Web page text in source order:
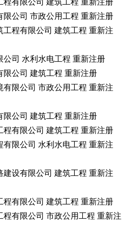
程有限公司 建筑工程 重新注册
限公司 市政公用工程 重新注册
程有限公司 建筑工程 重新注
公司 水利水电工程 重新注册
限公司 建筑工程 重新注册
限公司 市政公用工程 重新注
限公司 建筑工程 重新注册
程有限公司 建筑工程 重新注册
限公司 水利水电工程 重新注
设有限公司 建筑工程 重新注
程有限公司 建筑工程 重新注册
有限公司 市政公用工程 重新注